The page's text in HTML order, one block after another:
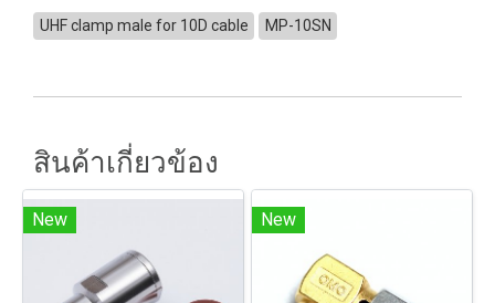
UHF clamp male for 10D cable MP-10SN
สินค้าเกี่ยวข้อง
New New